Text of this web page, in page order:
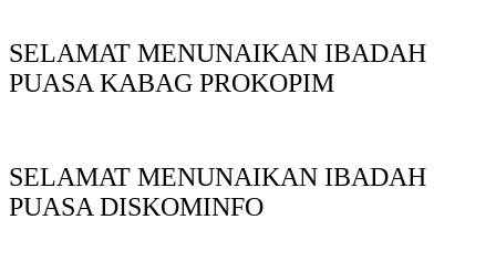
SELAMAT MENUNAIKAN IBADAH
PUASA KABAG PROKOPIM
SELAMAT MENUNAIKAN IBADAH
PUASA DISKOMINFO